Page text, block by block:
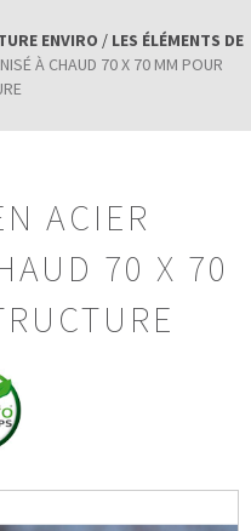
ENVIRO / LES ÉLÉMENTS DE
À CHAUD 70 X 70 MM POUR
ACIER
70 X 70